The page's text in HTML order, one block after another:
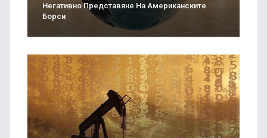
Негативно Представяне На Американските
Борси